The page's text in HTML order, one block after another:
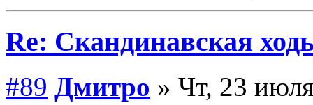
Re: Скандинавская
#89 Дмитро » Чт, 23